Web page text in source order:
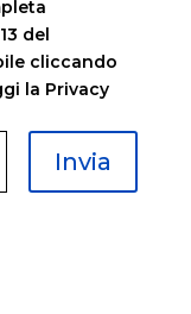
del
cliccando
la Privacy
Invia